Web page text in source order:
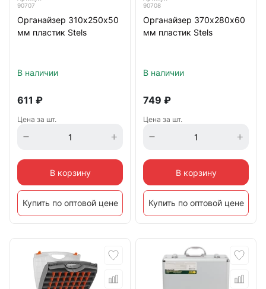
90707
Органайзер 310х250х50
мм пластик Stels
В наличии
611 ₽
Цена за шт.
В корзину
Купить по оптовой цене
90708
Органайзер 370х280х60
мм пластик Stels
В наличии
749 ₽
Цена за шт.
В корзину
Купить по оптовой цене